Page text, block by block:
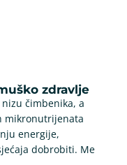
zdravlje
čimbenika, a
mikronutrijenata
energije,
dobrobiti. Me